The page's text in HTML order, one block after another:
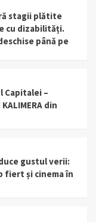
stagii plătite
cu dizabilități.
până pe
Capitalei –
din
gustul verii:
fiert și cinema în